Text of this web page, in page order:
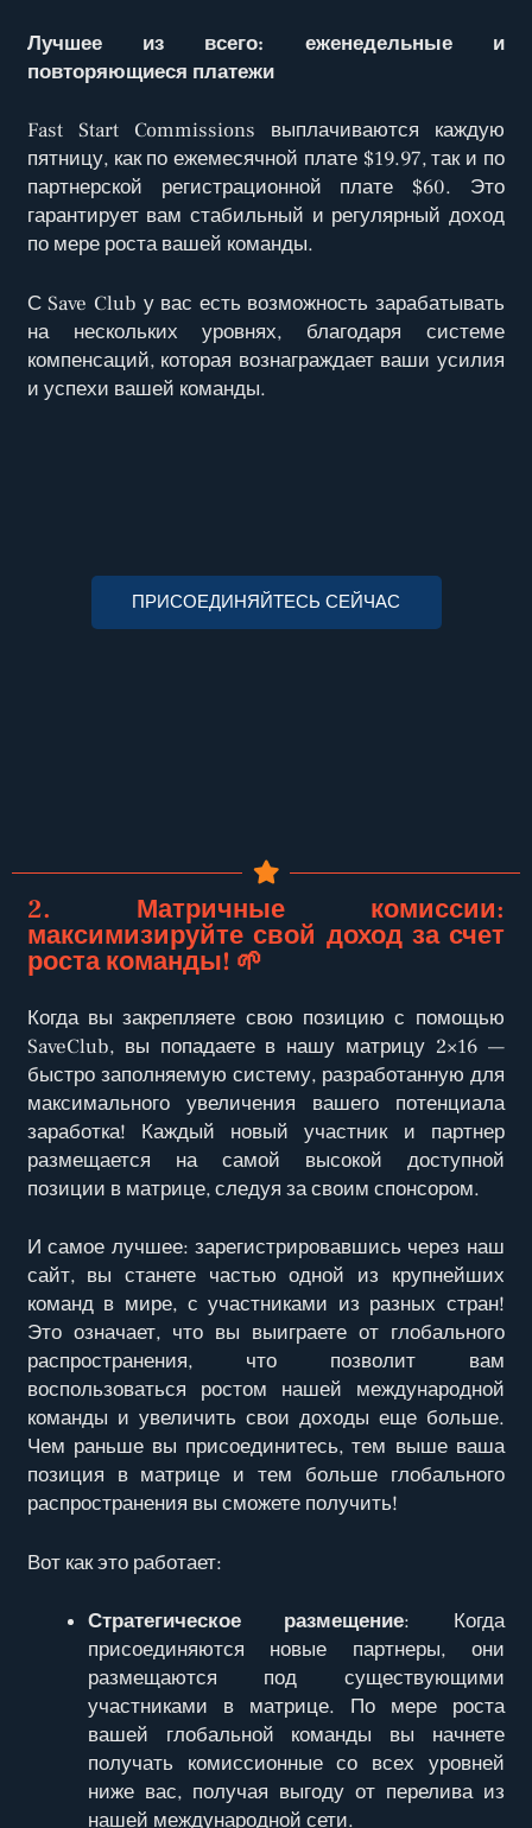
Лучшее из всего: еженедельные и
повторяющиеся платежи
Fast Start Commissions выплачиваются каждую
пятницу, как по ежемесячной плате $19.97, так и по
партнерской регистрационной плате $60. Это
гарантирует вам стабильный и регулярный доход
по мере роста вашей команды.
С Save Club у вас есть возможность зарабатывать
на нескольких уровнях, благодаря системе
компенсаций, которая вознаграждает ваши усилия
и успехи вашей команды.
ПРИСОЕДИНЯЙТЕСЬ СЕЙЧАС
2. Матричные комиссии:
максимизируйте свой доход за счет
роста команды! 🌱
Когда вы закрепляете свою позицию с помощью
SaveClub, вы попадаете в нашу матрицу 2×16 —
быстро заполняемую систему, разработанную для
максимального увеличения вашего потенциала
заработка! Каждый новый участник и партнер
размещается на самой высокой доступной
позиции в матрице, следуя за своим спонсором.
И самое лучшее: зарегистрировавшись через наш
сайт, вы станете частью одной из крупнейших
команд в мире, с участниками из разных стран!
Это означает, что вы выиграете от глобального
распространения, что позволит вам
воспользоваться ростом нашей международной
команды и увеличить свои доходы еще больше.
Чем раньше вы присоединитесь, тем выше ваша
позиция в матрице и тем больше глобального
распространения вы сможете получить!
Вот как это работает:
Стратегическое размещение: Когда
присоединяются новые партнеры, они
размещаются под существующими
участниками в матрице. По мере роста
вашей глобальной команды вы начнете
получать комиссионные со всех уровней
ниже вас, получая выгоду от перелива из
нашей международной сети.